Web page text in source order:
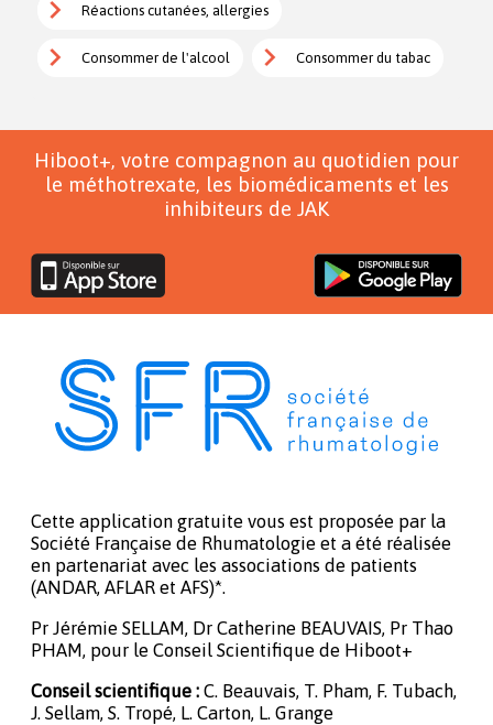
Réactions cutanées, allergies
Consommer de l'alcool Consommer du tabac
Hiboot+, votre compagnon au quotidien pour
le méthotrexate, les biomédicaments et les
inhibiteurs de JAK
Cette application gratuite vous est proposée par la
Société Française de Rhumatologie et a été réalisée
en partenariat avec les associations de patients
(ANDAR, AFLAR et AFS)*.
Pr Jérémie SELLAM, Dr Catherine BEAUVAIS, Pr Thao
PHAM, pour le Conseil Scientifique de Hiboot+
Conseil scientifique : C. Beauvais, T. Pham, F. Tubach,
J. Sellam, S. Tropé, L. Carton, L. Grange